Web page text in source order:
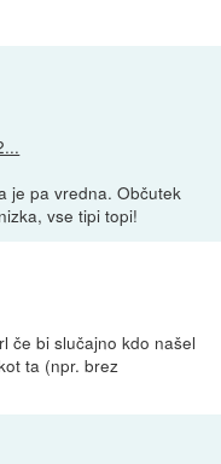
je pa vredna. Občutek
vse tipi topi!
če bi slučajno kdo našel
ta (npr. brez